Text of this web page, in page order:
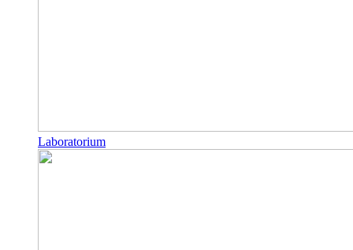
Laboratorium